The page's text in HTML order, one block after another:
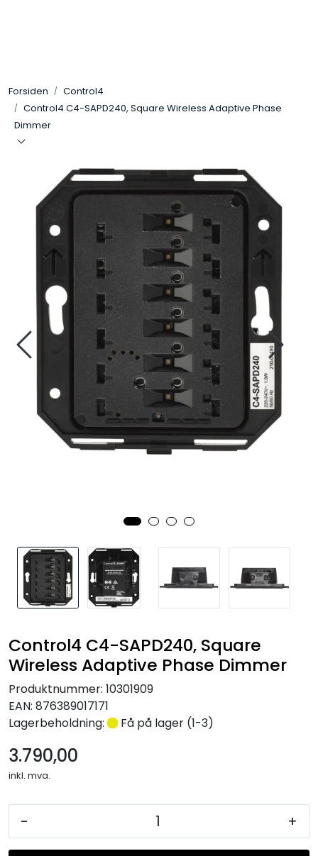
Forsiden
Control4
Control4 C4-SAPD240, Square Wireless Adaptive Phase
Dimmer
Control4 C4-SAPD240, Square
Wireless Adaptive Phase Dimmer
Produktnummer: 10301909
EAN: 876389017171
Lagerbeholdning:
Få på lager (1-3)
3.790,00
inkl. mva.
- +
SONOS
Smarthus
Stereo
Høyttalere
Kabler
Nettverk
Merker